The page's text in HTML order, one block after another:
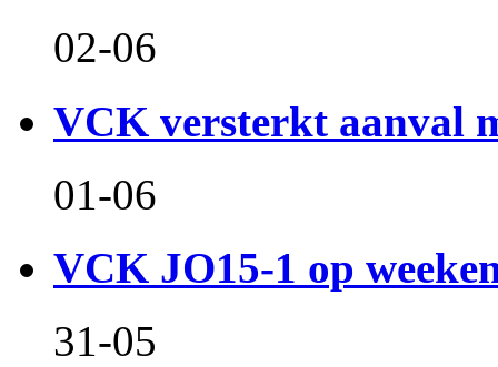
02-06
VCK versterkt aanval
01-06
VCK JO15-1 op
31-05